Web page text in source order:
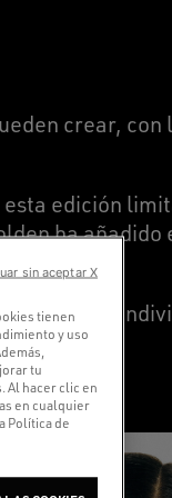
crear, con
edición
ha
la propia
tienen
y uso
tu
Al hacer clic en
en cualquier
Política de
sin aceptar X